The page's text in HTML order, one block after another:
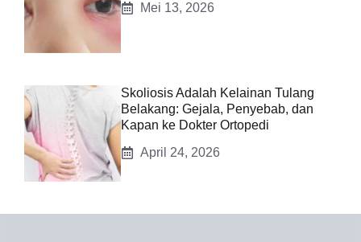
Mei 13, 2026
Skoliosis Adalah Kelainan Tulang
Belakang: Gejala, Penyebab, dan
Kapan ke Dokter Ortopedi
April 24, 2026